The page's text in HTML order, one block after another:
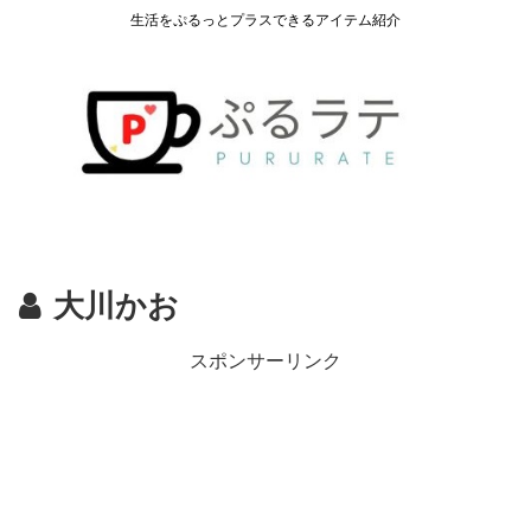
生活をぷるっとプラスできるアイテム紹介
大川かお
スポンサーリンク